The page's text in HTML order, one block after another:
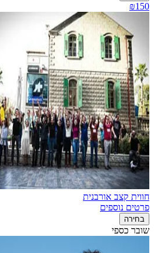
₪150
חווית קצב אורבנית
פרטים נוספים
בחירה
שובר כספי